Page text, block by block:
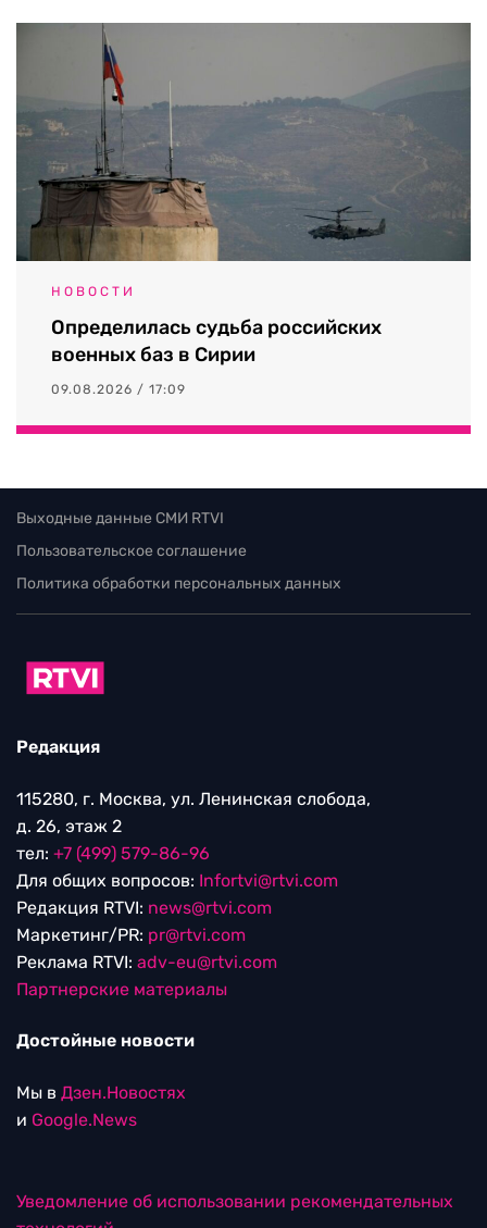
НОВОСТИ
Определилась судьба российских
военных баз в Сирии
09.08.2026 / 17:09
Выходные данные СМИ RTVI
Пользовательское соглашение
Политика обработки персональных данных
Редакция
115280, г. Москва, ул. Ленинская слобода,
д. 26, этаж 2
тел: +7 (499) 579-86-96
Для общих вопросов: Infortvi@rtvi.com
Редакция RTVI: news@rtvi.com
Маркетинг/PR: pr@rtvi.com
Реклама RTVI: adv-eu@rtvi.com
Партнерские материалы
Достойные новости
Мы в Дзен.Новостях
и Google.News
Уведомление об использовании рекомендательных